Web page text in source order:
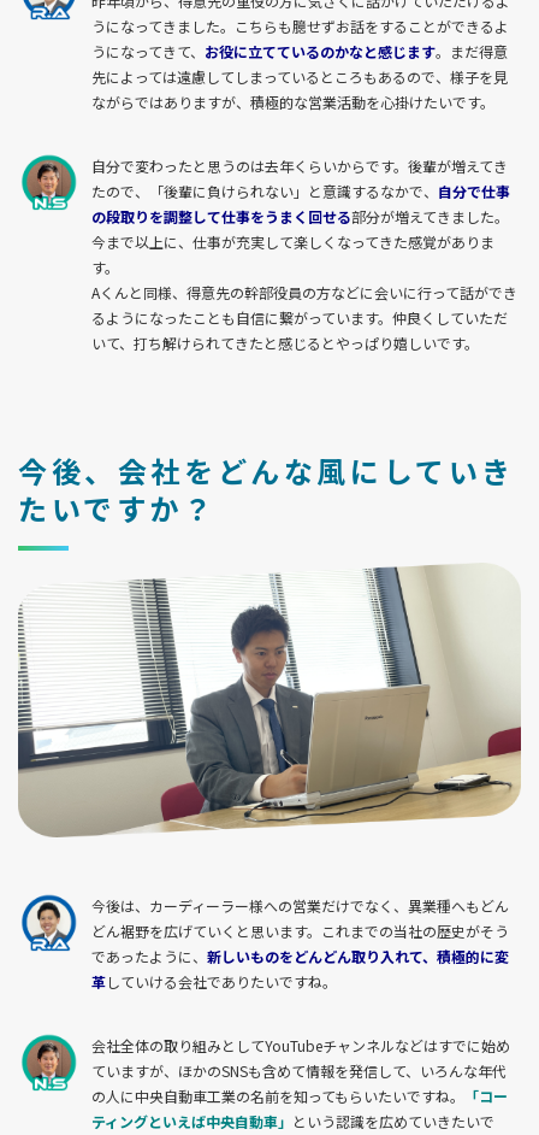
うになってきました。こちらも臆せずお話をすることができるよ
うになってきて、 お役に立てているのかなと感じます。まだ得意
先によっては遠慮してしまっているところもあるので、様子を見
ながらではありますが、積極的な営業活動を心掛けたいです。
自分で変わったと思うのは去年くらいからです。後輩が増えてき
たので、「後輩に負けられない」と意識するなかで、 自分で仕事
の段取りを調整して仕事をうまく回せる部分が増えてきました。
今まで以上に、仕事が充実して楽しくなってきた感覚がありま
す。
Aくんと同様、得意先の幹部役員の方などに会いに行って話ができ
るようになったことも自信に繋がっています。仲良くしていただ
いて、打ち解けられてきたと感じるとやっぱり嬉しいです。
今後、会社をどんな風にしていき
たいですか？
今後は、カーディーラー様への営業だけでなく、異業種へもどん
どん裾野を広げていくと思います。これまでの当社の歴史がそう
であったように、 新しいものをどんどん取り入れて、積極的に変
革していける会社でありたいですね。
会社全体の取り組みとしてYouTubeチャンネルなどはすでに始め
ていますが、ほかのSNSも含めて情報を発信して、いろんな年代
の人に中央自動車工業の名前を知ってもらいたいですね。
「コー
ティングといえば中央自動車」 という認識を広めていきたいで